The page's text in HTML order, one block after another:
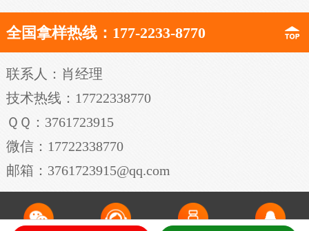
全国拿样热线：177-2233-8770
联系人：肖经理
技术热线：17722338770
ＱＱ：3761723915
微信：17722338770
邮箱：3761723915@qq.com